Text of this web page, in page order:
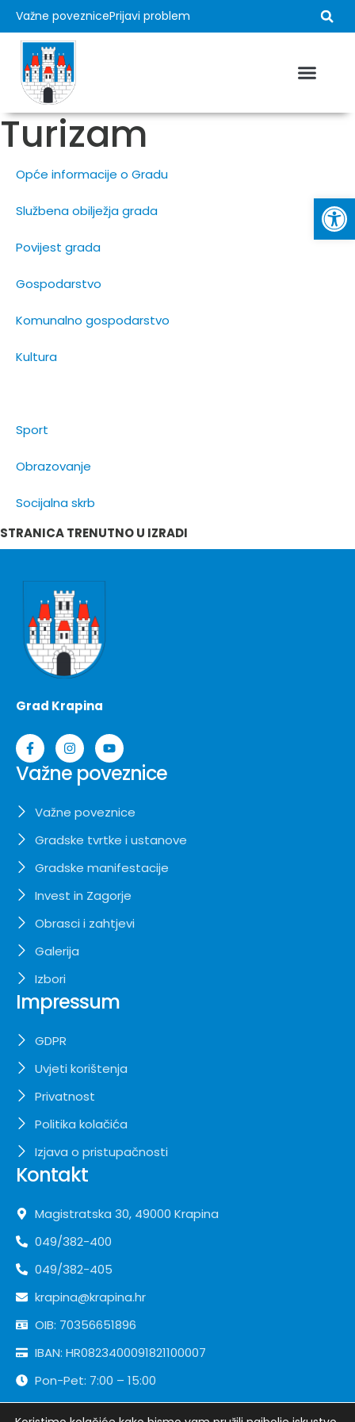
Važne poveznicePrijavi problem
Turizam
Opće informacije o Gradu
Službena obilježja grada
Povijest grada
Gospodarstvo
Komunalno gospodarstvo
Kultura
Sport
Obrazovanje
Socijalna skrb
STRANICA TRENUTNO U IZRADI
Grad Krapina
Važne poveznice
Važne poveznice
Gradske tvrtke i ustanove
Gradske manifestacije
Invest in Zagorje
Obrasci i zahtjevi
Galerija
Izbori
Impressum
GDPR
Uvjeti korištenja
Privatnost
Politika kolačića
Izjava o pristupačnosti
Kontakt
Magistratska 30, 49000 Krapina
049/382-400
049/382-405
krapina@krapina.hr
OIB: 70356651896
IBAN: HR0823400091821100007
Pon-Pet: 7:00 – 15:00